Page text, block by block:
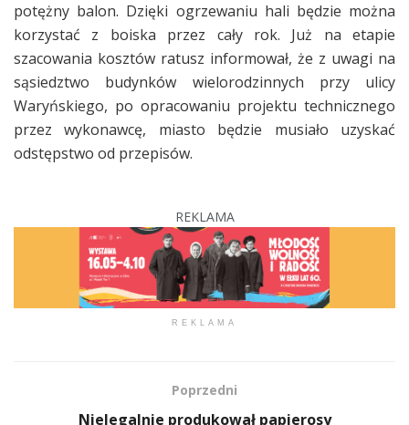
potężny balon. Dzięki ogrzewaniu hali będzie można
korzystać z boiska przez cały rok. Już na etapie
szacowania kosztów ratusz informował, że z uwagi na
sąsiedztwo budynków wielorodzinnych przy ulicy
Waryńskiego, po opracowaniu projektu technicznego
przez wykonawcę, miasto będzie musiało uzyskać
odstępstwo od przepisów.
REKLAMA
REKLAMA
Poprzedni
Nielegalnie produkował papierosy